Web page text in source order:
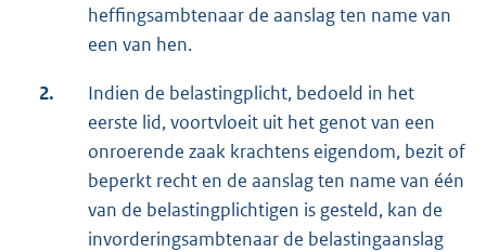
heffingsambtenaar de aanslag ten name van
een van hen.
2.
Indien de belastingplicht, bedoeld in het
eerste lid, voortvloeit uit het genot van een
onroerende zaak krachtens eigendom, bezit of
beperkt recht en de aanslag ten name van één
van de belastingplichtigen is gesteld, kan de
invorderingsambtenaar de belastingaanslag